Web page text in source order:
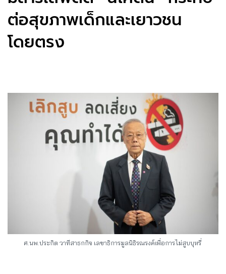
ต่อสุขภาพเด็กและเยาวชน
โดยตรง
ศ.นพ.ประกิต วาทีสาธกกิจ เลขาธิการมูลนิธิรณรงค์เพื่อการไม่สูบบุหรี่